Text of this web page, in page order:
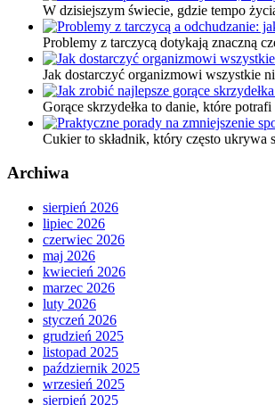
W dzisiejszym świecie, gdzie tempo
Problemy z tarczycą dotykają znaczną
Jak dostarczyć organizmowi wszystkie
Gorące skrzydełka to danie, które
Cukier to składnik, który często ukrywa
Archiwa
sierpień 2026
lipiec 2026
czerwiec 2026
maj 2026
kwiecień 2026
marzec 2026
luty 2026
styczeń 2026
grudzień 2025
listopad 2025
październik 2025
wrzesień 2025
sierpień 2025